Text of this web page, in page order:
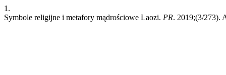
1.
Symbole religijne i metafory mądrościowe Laozi. PR. 2019;(3/273).